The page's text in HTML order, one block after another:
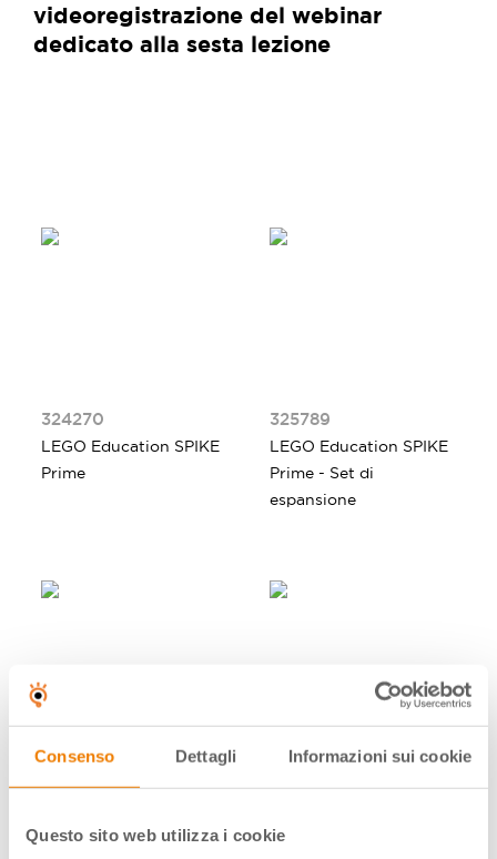
Consenso Dettagli Informazioni sui cookie
Questo sito web utilizza i cookie
videoregistrazione del webinar
dedicato alla sesta lezione
324270
LEGO Education SPIKE
Prime
325789
LEGO Education SPIKE
Prime - Set di
espansione
Prime - Set base per 24
Prime - Set base per 12